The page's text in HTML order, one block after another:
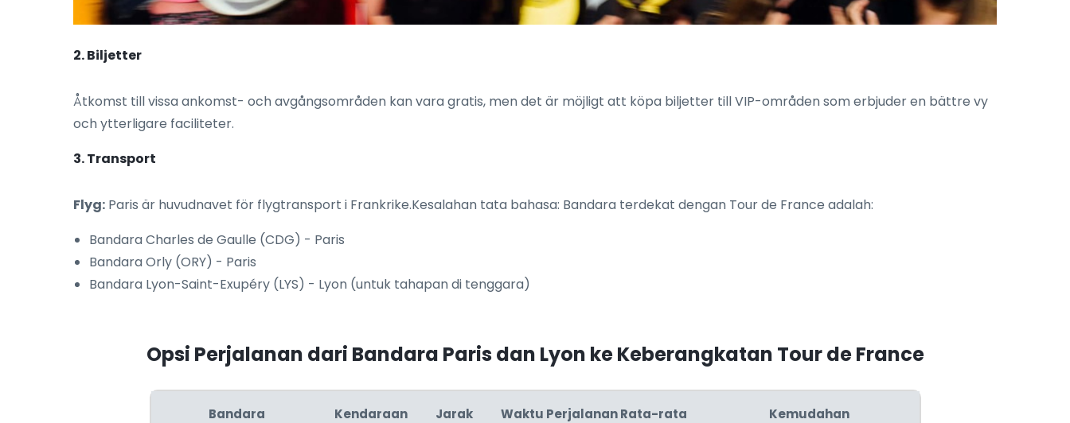
2. Biljetter
Åtkomst till vissa ankomst- och avgångsområden kan vara gratis, men det är möjligt att köpa biljetter till VIP-områden som erbjuder en bättre vy
och ytterligare faciliteter.
3. Transport
Flyg: Paris är huvudnavet för flygtransport i Frankrike.Kesalahan tata bahasa: Bandara terdekat dengan Tour de France adalah:
Bandara Charles de Gaulle (CDG) - Paris
Bandara Orly (ORY) - Paris
Bandara Lyon-Saint-Exupéry (LYS) - Lyon (untuk tahapan di tenggara)
Opsi Perjalanan dari Bandara Paris dan Lyon ke Keberangkatan Tour de France
Bandara Kendaraan Jarak Waktu Perjalanan Rata-rata Kemudahan